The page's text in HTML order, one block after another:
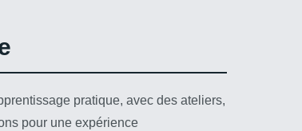
pratique, avec des ateliers,
pour une expérience